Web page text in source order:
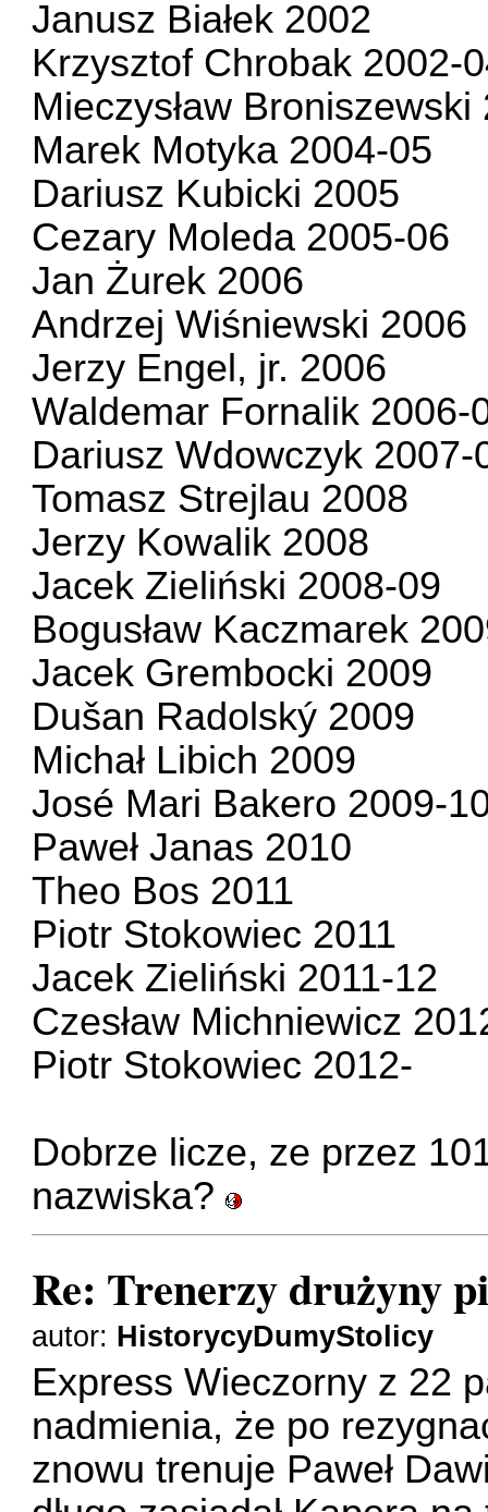
Janusz Białek 2002
Krzysztof Chrobak 2002-
Mieczysław Broniszewski
Marek Motyka 2004-05
Dariusz Kubicki 2005
Cezary Moleda 2005-06
Jan Żurek 2006
Andrzej Wiśniewski 2006
Jerzy Engel, jr. 2006
Waldemar Fornalik 2006-
Dariusz Wdowczyk 2007-
Tomasz Strejlau 2008
Jerzy Kowalik 2008
Jacek Zieliński 2008-09
Bogusław Kaczmarek
Jacek Grembocki 2009
Dušan Radolský 2009
Michał Libich 2009
José Mari Bakero 2009-
Paweł Janas 2010
Theo Bos 2011
Piotr Stokowiec 2011
Jacek Zieliński 2011-12
Czesław Michniewicz
Piotr Stokowiec 2012-
Dobrze licze, ze przez
nazwiska?
Re: Trenerzy drużyny
autor: HistorycyDumyStolicy
Express Wieczorny z 22
nadmienia, że po
znowu trenuje Paweł